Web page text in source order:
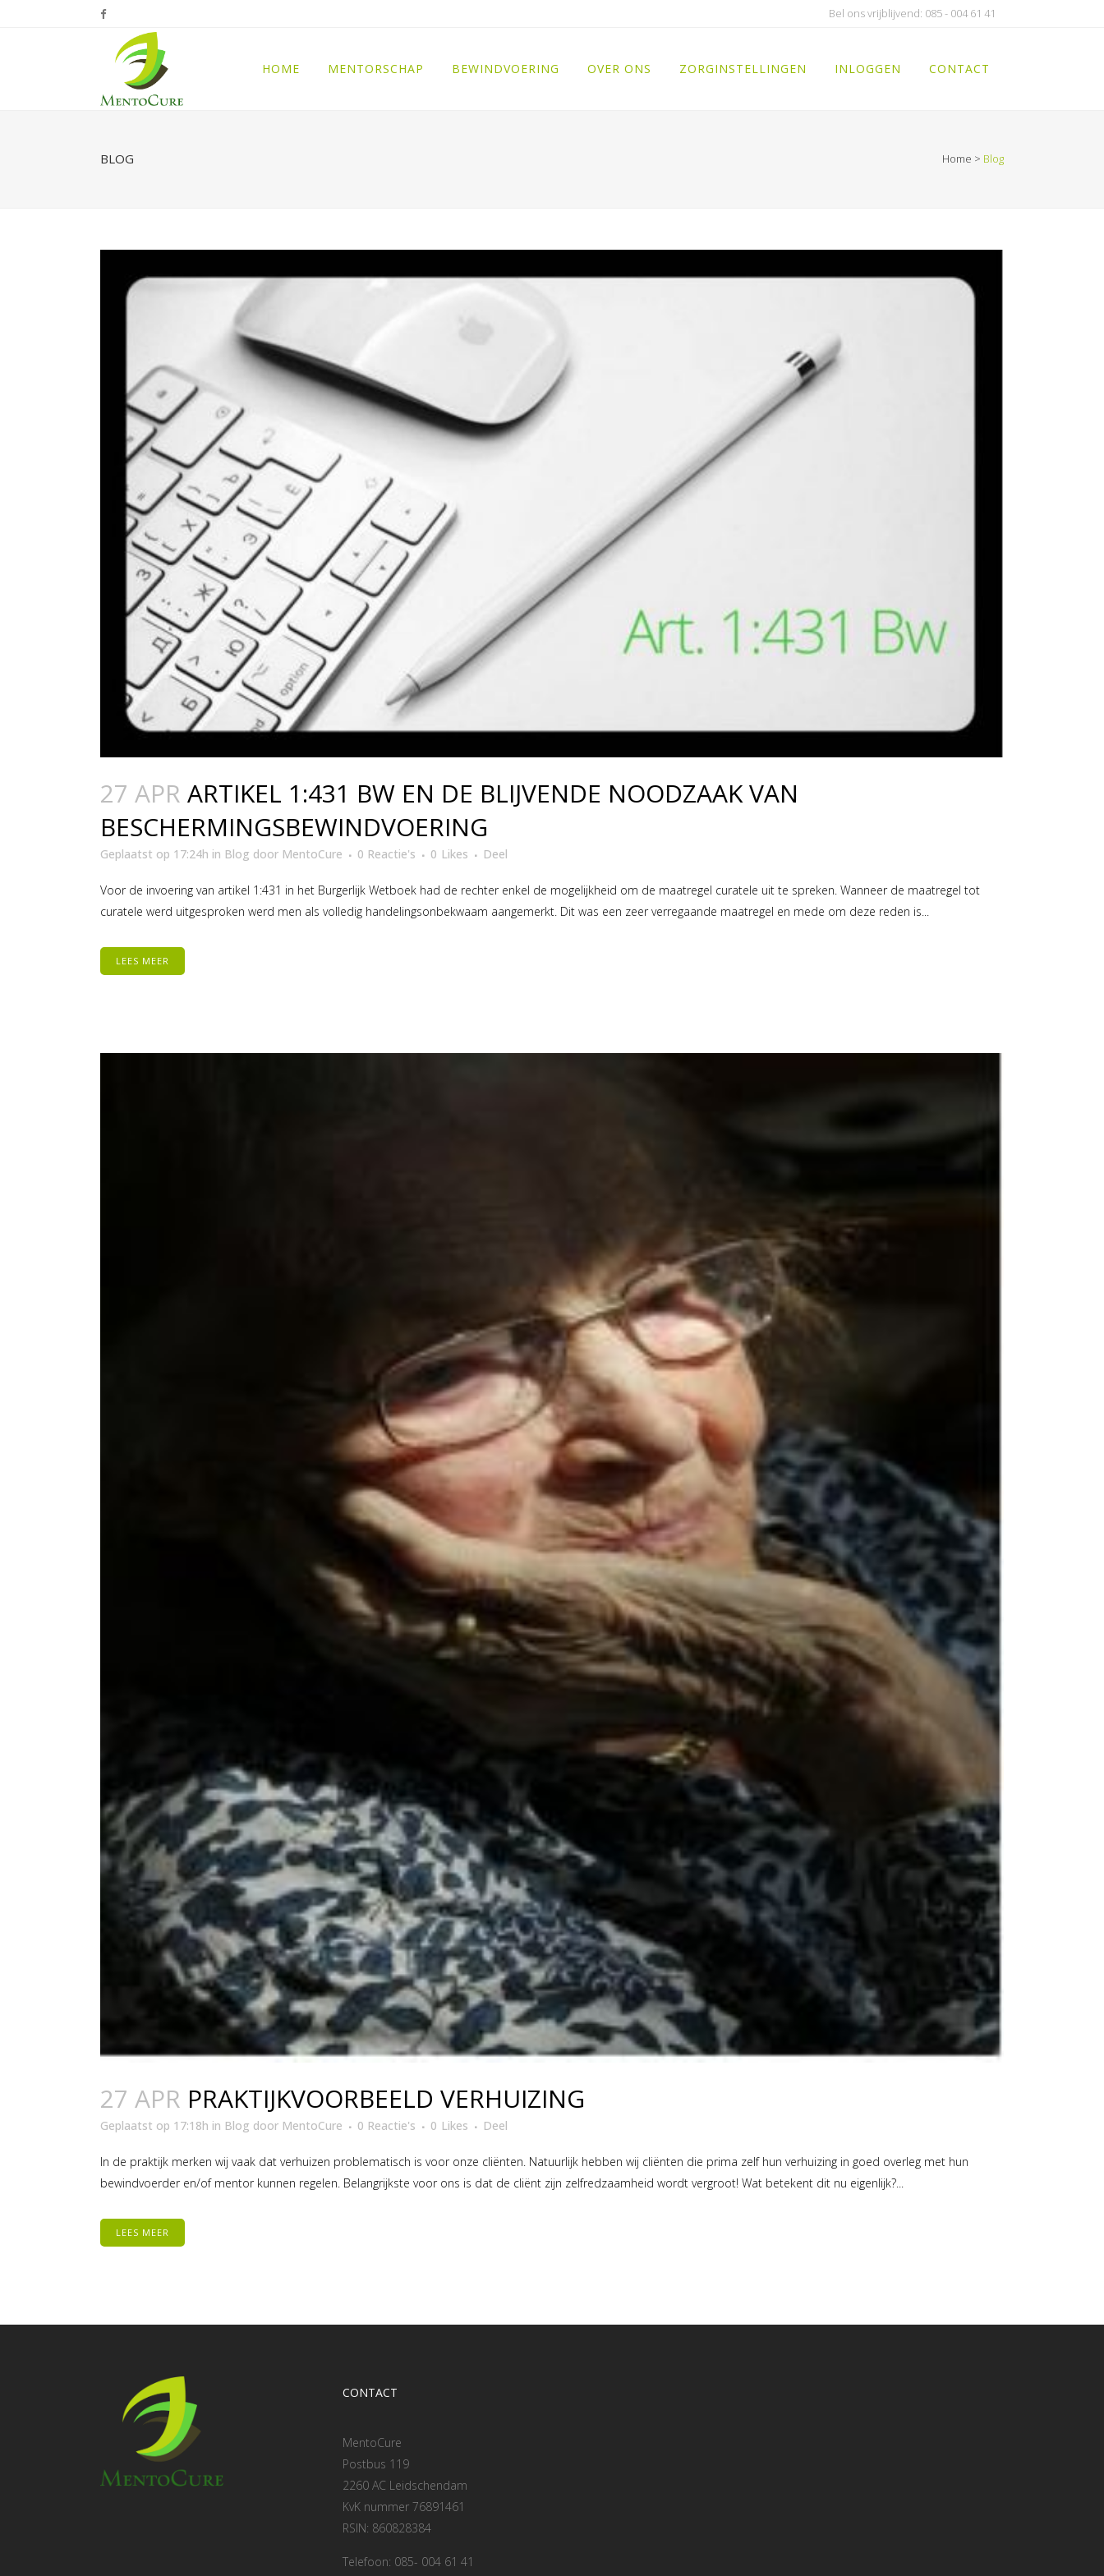
Bel ons vrijblijvend: 085 - 004 61 41
HOME MENTORSCHAP BEWINDVOERING OVER ONS ZORGINSTELLINGEN INLOGGEN CONTACT
BLOG Home > Blog
27 APR ARTIKEL 1:431 BW EN DE BLIJVENDE NOODZAAK VAN
BESCHERMINGSBEWINDVOERING
Geplaatst op 17:24h in Blog door MentoCure 0 Reactie's 0 Likes Deel
Voor de invoering van artikel 1:431 in het Burgerlijk Wetboek had de rechter enkel de mogelijkheid om de maatregel curatele uit te spreken. Wanneer de maatregel tot
curatele werd uitgesproken werd men als volledig handelingsonbekwaam aangemerkt. Dit was een zeer verregaande maatregel en mede om deze reden is...
LEES MEER
27 APR PRAKTIJKVOORBEELD VERHUIZING
Geplaatst op 17:18h in Blog door MentoCure 0 Reactie's 0 Likes Deel
In de praktijk merken wij vaak dat verhuizen problematisch is voor onze cliënten. Natuurlijk hebben wij cliënten die prima zelf hun verhuizing in goed overleg met hun
bewindvoerder en/of mentor kunnen regelen. Belangrijkste voor ons is dat de cliënt zijn zelfredzaamheid wordt vergroot! Wat betekent dit nu eigenlijk?...
LEES MEER
CONTACT
MentoCure
Postbus 119
2260 AC Leidschendam
KvK nummer 76891461
RSIN: 860828384
Telefoon: 085- 004 61 41